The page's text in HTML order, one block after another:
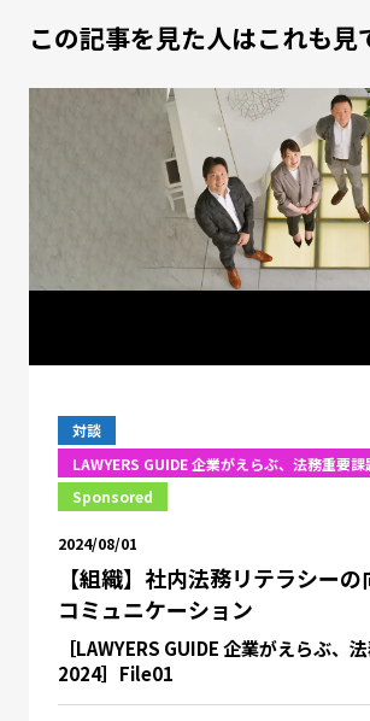
この記事を見た人はこれも見
対談
LAWYERS GUIDE 企業がえらぶ、法務重要
Sponsored
2024/08/01
【組織】社内法務リテラシー
コミュニケーション
［LAWYERS GUIDE 企業がえらぶ、
2024］File01